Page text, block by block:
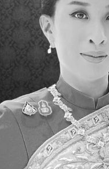
โซลูชั่นสำรองข้อมูล
Backup Solution
ข้อมูลเพิ่มเติม